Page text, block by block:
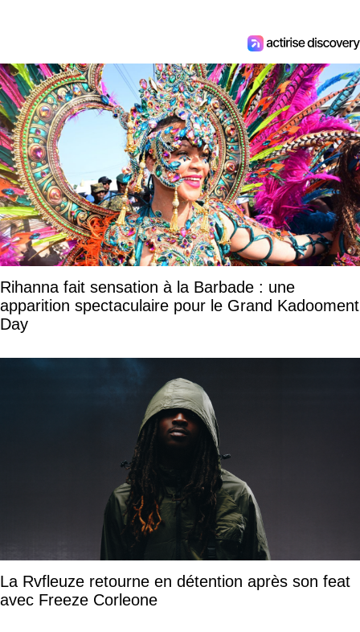
Rihanna fait sensation à la Barbade : une
apparition spectaculaire pour le Grand Kadooment
Day
La Rvfleuze retourne en détention après son feat
avec Freeze Corleone